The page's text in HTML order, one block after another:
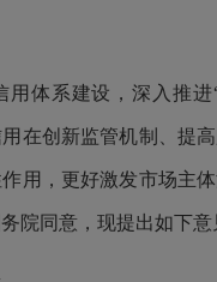
体系建设，深入推进
在创新监管机制、提
用，更好激发市场主
院同意，现提出如下意